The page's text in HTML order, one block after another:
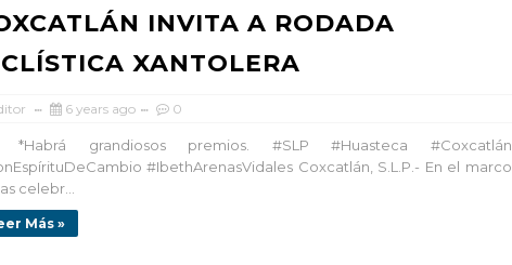
INVITA A RODADA
XANTOLERA
6 years ago 0
grandiosos premios. #SLP #Huasteca #Coxcatlán
#IbethArenasVidales Coxcatlán, S.L.P.- En el marco
celebr...
Más »